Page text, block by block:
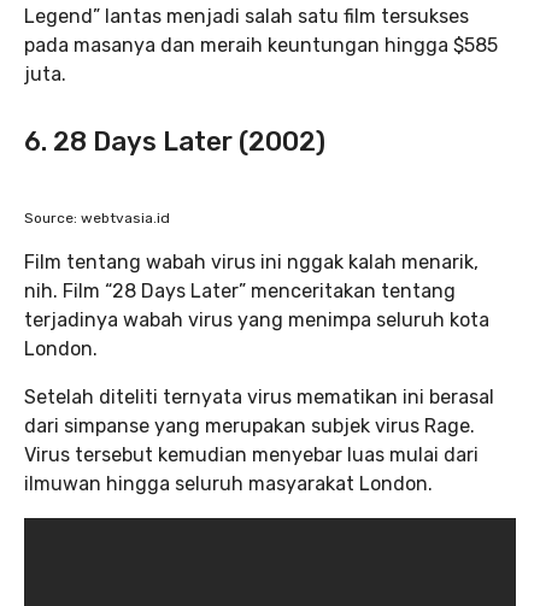
Legend” lantas menjadi salah satu film tersukses
pada masanya dan meraih keuntungan hingga $585
juta.
6. 28 Days Later (2002)
Source: webtvasia.id
Film tentang wabah virus ini nggak kalah menarik,
nih. Film “28 Days Later” menceritakan tentang
terjadinya wabah virus yang menimpa seluruh kota
London.
Setelah diteliti ternyata virus mematikan ini berasal
dari simpanse yang merupakan subjek virus Rage.
Virus tersebut kemudian menyebar luas mulai dari
ilmuwan hingga seluruh masyarakat London.